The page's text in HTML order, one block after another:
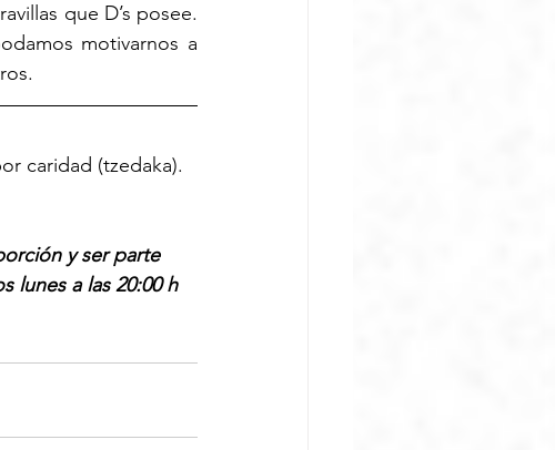
que D’s posee.
motivarnos a
caridad (tzedaka).
y ser parte
lunes a las 20:00 h